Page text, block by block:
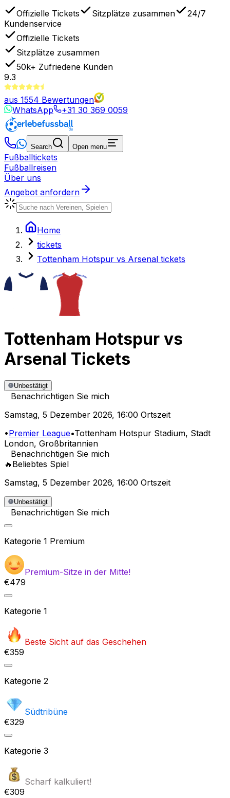
Offizielle Tickets Sitzplätze zusammen
24/7
Kundenservice
Offizielle Tickets
Sitzplätze zusammen
50k+ Zufriedene Kunden
9.3
aus 1554 Bewertungen
WhatsApp
+31 30 369 0059
Search Open menu
Fußballtickets
Fußballreisen
Über uns
Angebot anfordern
Home
tickets
Tottenham Hotspur vs Arsenal tickets
Tottenham Hotspur vs
Arsenal Tickets
Unbestätigt
Benachrichtigen Sie mich
Samstag, 5 Dezember 2026, 16:00 Ortszeit
•Premier League•Tottenham Hotspur Stadium, Stadt
London, Großbritannien
Benachrichtigen Sie mich
🔥 Beliebtes Spiel
Samstag, 5 Dezember 2026, 16:00 Ortszeit
Unbestätigt
Benachrichtigen Sie mich
Kategorie 1 Premium
Premium-Sitze in der Mitte!
€479
Kategorie 1
Beste Sicht auf das Geschehen
€359
Kategorie 2
Südtribüne
€329
Kategorie 3
Scharf kalkuliert!
€309